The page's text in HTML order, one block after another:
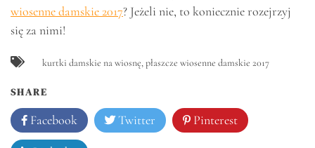
wiosenne damskie 2017? Jeżeli nie, to koniecznie rozejrzyj
się za nimi!
kurtki damskie na wiosnę,płaszcze wiosenne damskie 2017
SHARE
Facebook Twitter Pinterest